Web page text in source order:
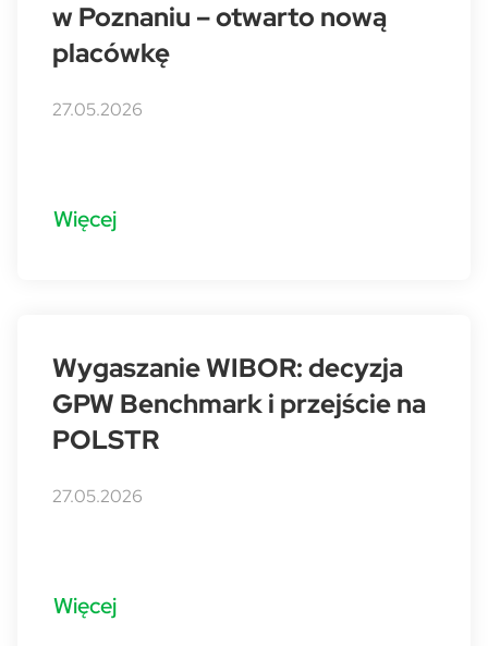
w Poznaniu – otwarto nową
placówkę
27.05.2026
Więcej
Wygaszanie WIBOR: decyzja
GPW Benchmark i przejście na
POLSTR
27.05.2026
Więcej